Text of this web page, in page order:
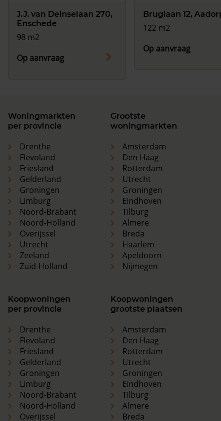
J.J. van Deinselaan 270,
Enschede
98 m2
Op aanvraag
Bruglaan 12,
122 m2
Op aanvraag
Woningmarkten
per provincie
Drenthe
Flevoland
Friesland
Gelderland
Groningen
Limburg
Noord-Brabant
Noord-Holland
Overijssel
Utrecht
Zeeland
Zuid-Holland
Grootste
woningmarkten
Amsterdam
Den Haag
Rotterdam
Utrecht
Groningen
Eindhoven
Tilburg
Almere
Breda
Haarlem
Apeldoorn
Nijmegen
Koopwoningen
per provincie
Drenthe
Flevoland
Friesland
Gelderland
Groningen
Limburg
Noord-Brabant
Noord-Holland
Overijssel
Koopwoningen
grootste plaatsen
Amsterdam
Den Haag
Rotterdam
Utrecht
Groningen
Eindhoven
Tilburg
Almere
Breda